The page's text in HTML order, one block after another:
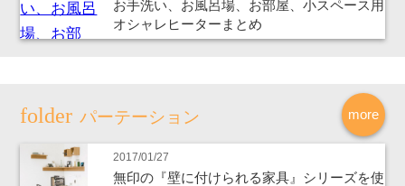
お手洗い、お風呂場、お部屋、小スペース用
オシャレヒーターまとめ
more
パーテーション
2017/01/27
無印の『壁に付けられる家具』シリーズを使